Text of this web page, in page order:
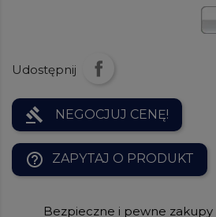
Udostępnij
gavel NEGOCJUJ CENĘ!
help_outline ZAPYTAJ O PRODUKT
Bezpieczne i pewne zakupy